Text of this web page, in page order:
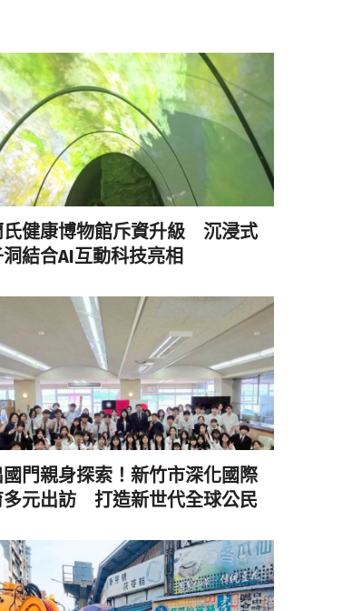
氏健康博物館斥資升級 沉浸式
結合AI互動科技亮相
國門親身探索！新竹市深化國際
多元出訪 打造新世代全球公民